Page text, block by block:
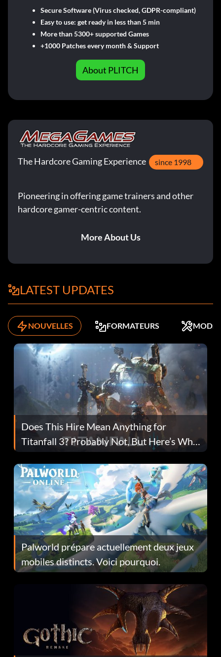
Secure Software (Virus checked, GDPR-compliant)
Easy to use: get ready in less than 5 min
More than 5300+ supported Games
+1000 Patches every month & Support
About PLITCH
The Hardcore Gaming Experience since 1998
Pioneering in offering game trainers and other
hardcore gamer-centric content.
More About Us
LATEST UPDATES
NOUVELLES FORMATEURS MODS
Does This Hire Mean Anything for
Titanfall 3? Probably Not, But Here’s Why
Fans Are Hopeful
Palworld prépare actuellement deux jeux
mobiles distincts. Voici pourquoi.